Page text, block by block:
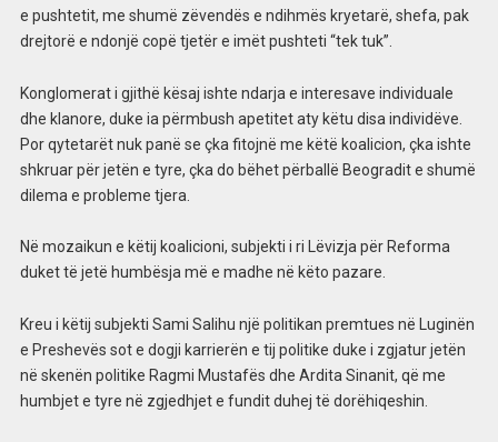
e pushtetit, me shumë zëvendës e ndihmës kryetarë, shefa, pak
drejtorë e ndonjë copë tjetër e imët pushteti “tek tuk”.
Konglomerat i gjithë kësaj ishte ndarja e interesave individuale
dhe klanore, duke ia përmbush apetitet aty këtu disa individëve.
Por qytetarët nuk panë se çka fitojnë me këtë koalicion, çka ishte
shkruar për jetën e tyre, çka do bëhet përballë Beogradit e shumë
dilema e probleme tjera.
Në mozaikun e këtij koalicioni, subjekti i ri Lëvizja për Reforma
duket të jetë humbësja më e madhe në këto pazare.
Kreu i këtij subjekti Sami Salihu një politikan premtues në Luginën
e Preshevës sot e dogji karrierën e tij politike duke i zgjatur jetën
në skenën politike Ragmi Mustafës dhe Ardita Sinanit, që me
humbjet e tyre në zgjedhjet e fundit duhej të dorëhiqeshin.